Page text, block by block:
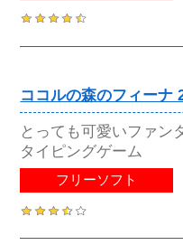
ココルの森のフィーナ
とっても可愛いファン
タイピングゲーム
フリーソフト